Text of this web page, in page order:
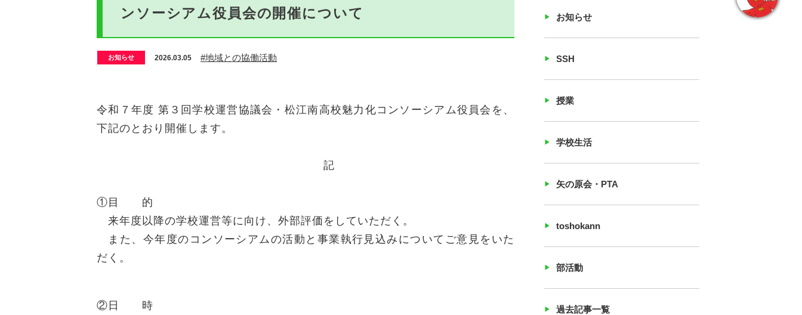
ンソーシアム役員会の開催について
お知らせ 2026.03.05 #地域との協働活動
令和７年度 第３回学校運営協議会・松江南高校魅力化コンソーシアム役員会を、
下記のとおり開催します。
記
①目 的
来年度以降の学校運営等に向け、外部評価をしていただく。
また、今年度のコンソーシアムの活動と事業執行見込みについてご意見をいた
だく。
②日 時
お知らせ
SSH
授業
学校生活
矢の原会・PTA
toshokann
部活動
過去記事一覧